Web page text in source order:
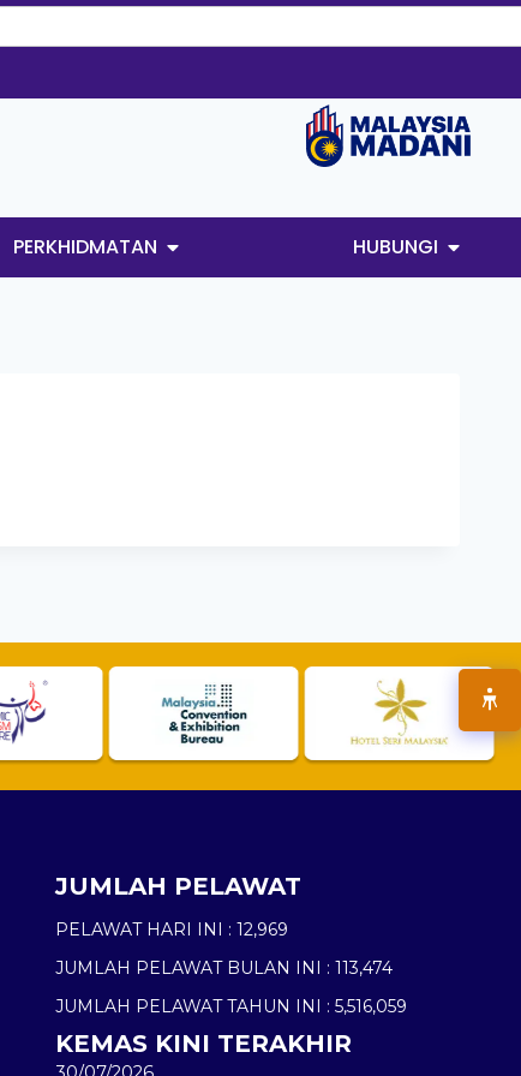
PERKHIDMATAN HUBUNGI
JUMLAH PELAWAT
PELAWAT HARI INI : 12,969
JUMLAH PELAWAT BULAN INI : 113,474
JUMLAH PELAWAT TAHUN INI : 5,516,059
KEMAS KINI TERAKHIR